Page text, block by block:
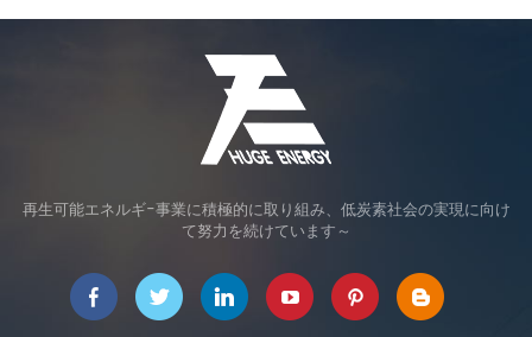
再生可能エネルギ-事業に積極的に取り組み、低炭素社会の実現に向け
て努力を続けています～